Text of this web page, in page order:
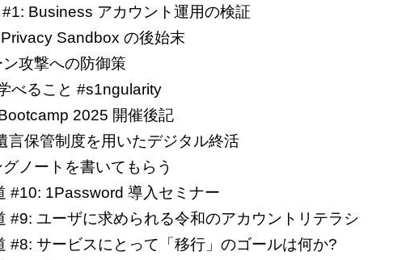
Business アカウント運用の検証
Sandbox の後始末
攻撃への防御策
べること #s1ngularity
2025 開催後記
言保管制度を用いたデジタル終活
ノートを書いてもらう
#10: 1Password 導入セミナー
#9: ユーザに求められる令和のアカウントリテラシ
#8: サービスにとって「移行」のゴールは何か?